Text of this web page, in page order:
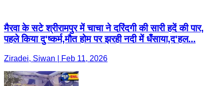
मैरवा के सटे श्रीरामपुर में चाचा ने दरिंदगी की सारी हदें की पार,
पहले किया दु'ष्कर्म,मौत होम पर झरही नदी में धँसाया,द'हल...
Ziradei, Siwan | Feb 11, 2026